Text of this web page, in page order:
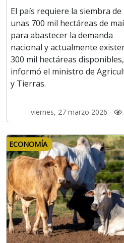
El país requiere la siembra de
unas 700 mil hectáreas de
para abastecer la demanda
nacional y actualmente
300 mil hectáreas disponibles,
informó el ministro de
y Tierras.
viernes, 27 marzo 2026 -
ECONOMÍA